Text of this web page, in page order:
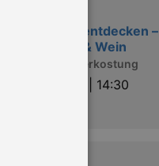
Hoflößnitz entdecken –
& Wein
& Weinverkostung
22.09.2026 | 14:30